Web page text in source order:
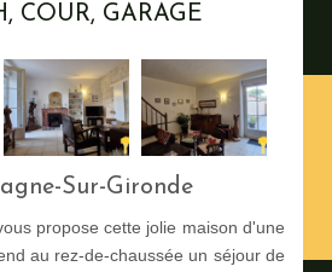
COUR, GARAGE
Sur-Gironde
propose cette jolie maison d'une
au rez-de-chaussée un séjour de